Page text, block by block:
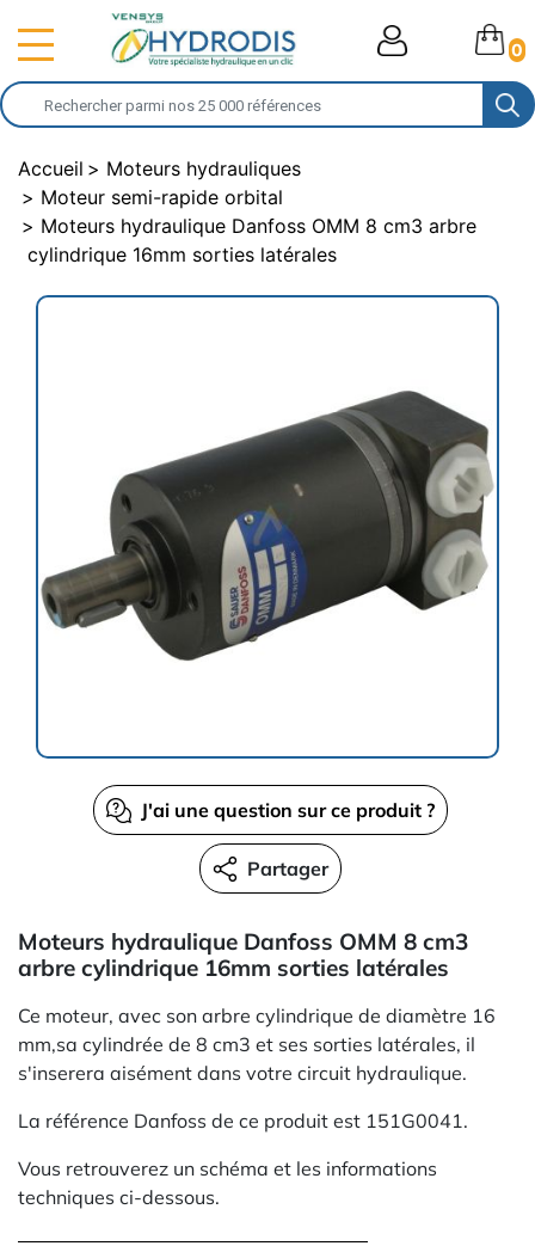
0
Accueil
Moteurs hydrauliques
Moteur semi-rapide orbital
Moteurs hydraulique Danfoss OMM 8 cm3 arbre
cylindrique 16mm sorties latérales
J'ai une question sur ce produit ?
Partager
Moteurs hydraulique Danfoss OMM 8 cm3
arbre cylindrique 16mm sorties latérales
Ce moteur, avec son arbre cylindrique de diamètre 16
mm,sa cylindrée de 8 cm3 et ses sorties latérales, il
s'inserera aisément dans votre circuit hydraulique.
La référence Danfoss de ce produit est 151G0041.
Vous retrouverez un schéma et les informations
techniques ci-dessous.